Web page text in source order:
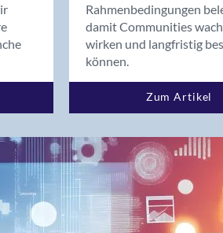
Rahmenbedingungen
damit Communities
wirken und langfristig
können.
Zum Artikel